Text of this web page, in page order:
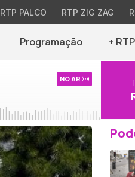
RTP PALCO RTP ZIG ZAG
Programação +
NO AR